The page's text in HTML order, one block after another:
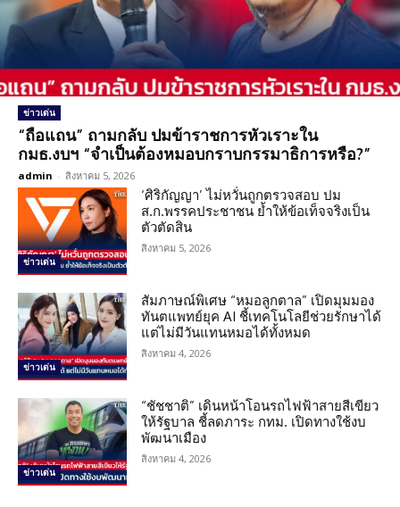
ข่าวเด่น
“ถือแถน” ถามกลับ ปมข้าราชการหัวเราะใน
กมธ.งบฯ “จำเป็นต้องหมอบกราบกรรมาธิการหรือ?”
admin - สิงหาคม 5, 2026
ข่าวเด่น
‘ศิริกัญญา’ ไม่หวั่นถูกตรวจสอบ ปม
ส.ก.พรรคประชาชน ย้ำให้ข้อเท็จจริงเป็น
ตัวตัดสิน
สิงหาคม 5, 2026
ข่าวเด่น
สัมภาษณ์พิเศษ “หมอลูกตาล” เปิดมุมมอง
ทันตแพทย์ยุค AI ชี้เทคโนโลยีช่วยรักษาได้
แต่ไม่มีวันแทนหมอได้ทั้งหมด
สิงหาคม 4, 2026
ข่าวเด่น
“ชัชชาติ” เดินหน้าโอนรถไฟฟ้าสายสีเขียว
ให้รัฐบาล ชี้ลดภาระ กทม. เปิดทางใช้งบ
พัฒนาเมือง
สิงหาคม 4, 2026